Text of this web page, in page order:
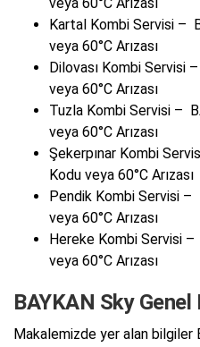
Kartal Kombi Servisi –
veya 60°C Arızası
Dilovası Kombi Servisi
veya 60°C Arızası
Tuzla Kombi Servisi –
veya 60°C Arızası
Şekerpınar Kombi
Kodu veya 60°C Arızası
Pendik Kombi Servisi –
veya 60°C Arızası
Hereke Kombi Servisi –
veya 60°C Arızası
BAYKAN Sky
Makalemizde yer alan bilgiler